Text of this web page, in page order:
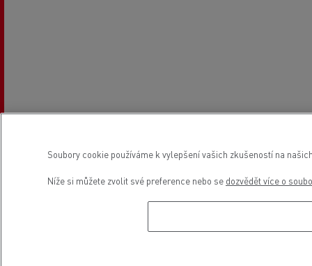
Soubory cookie používáme k vylepšení vašich zkušeností na
Níže si můžete zvolit své preference nebo se dozvědět více o